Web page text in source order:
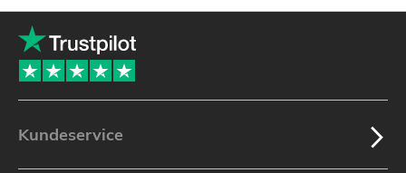
Kundeservice